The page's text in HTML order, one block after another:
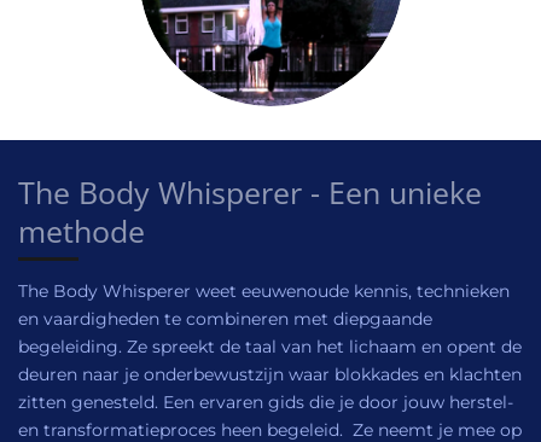
The Body Whisperer - Een unieke
methode
The Body Whisperer weet eeuwenoude kennis, technieken
en vaardigheden te combineren met diepgaande
begeleiding. Ze spreekt de taal van het lichaam en opent de
deuren naar je onderbewustzijn waar blokkades en klachten
zitten genesteld. Een ervaren gids die je door jouw herstel-
en transformatieproces heen begeleid. Ze neemt je mee op